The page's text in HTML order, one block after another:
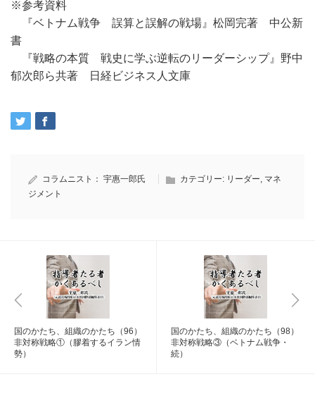
※参考資料
『ベトナム戦争 誤算と誤解の戦場』松岡完著 中公新
書
『戦略の本質 戦史に学ぶ逆転のリーダーシップ』野中
郁次郎ら共著 日経ビジネス人文庫
コラムニスト： 宇惠一郎氏 カテゴリー: リーダー, マネ
ジメント
国のかたち、組織のかたち（96）
非対称戦略①（膠着するイラン情
勢）
国のかたち、組織のかたち（98）
非対称戦略③（ベトナム戦争・
続）